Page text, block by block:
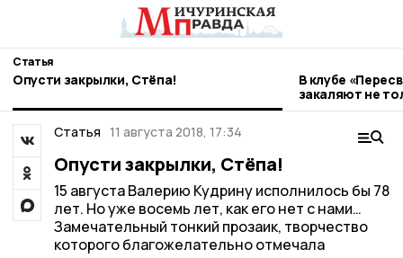
Статья
Опусти закрылки, Стёпа!
В клубе
закаляют не
Статья 11 августа 2018, 17:34
Опусти закрылки, Стёпа!
15 августа Валерию Кудрину исполнилось бы 78
лет. Но уже восемь лет, как его нет с нами…
Замечательный тонкий прозаик, творчество
которого благожелательно отмечала